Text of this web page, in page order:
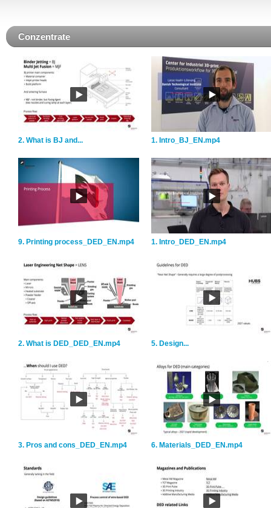
Conzentrate
2. What is BJ and... 1. Intro_BJ_EN.mp4
9. Printing process_DED_EN.mp4 1. Intro_DED_EN.mp4
2. What is DED_DED_EN.mp4 5. Design...
3. Pros and cons_DED_EN.mp4 6. Materials_DED_EN.mp4